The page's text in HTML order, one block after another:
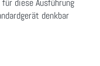
diese Ausführung
denkbar